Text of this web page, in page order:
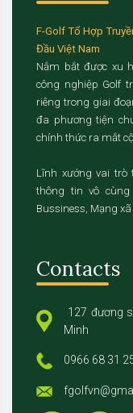
F-Golf Tổ Hợp
Đầu Việt Nam
Nắm bắt được xu
công nghiệp Golf
riêng trong giai
đa phương tiện
chính thức ra mắt
Lĩnh xướng vai trò
thông tin vô
Bussiness, Mạng xã
Contacts
127 đương
Minh
0966 68 31